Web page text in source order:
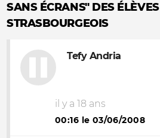
SANS ÉCRANS" DES ÉLÈVES
STRASBOURGEOIS
Tefy Andria
il y a 18 ans
00:16 le 03/06/2008